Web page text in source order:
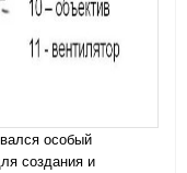
особый
создания и